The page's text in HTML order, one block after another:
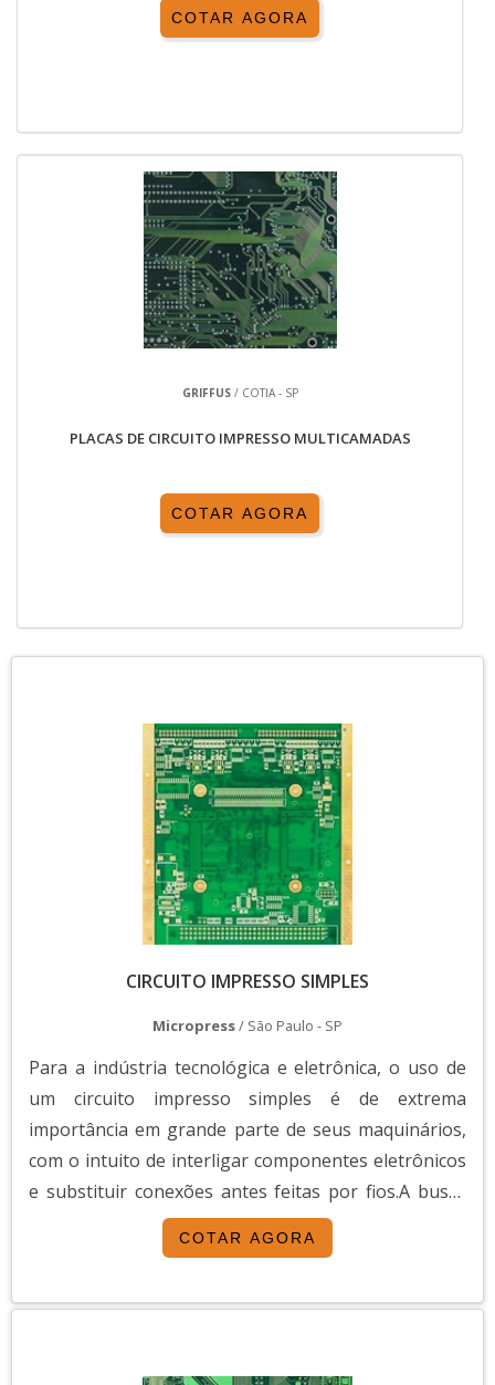
COTAR AGORA
GRIFFUS/ COTIA - SP
PLACAS DE CIRCUITO IMPRESSO MULTICAMADAS
COTAR AGORA
CIRCUITO IMPRESSO SIMPLES
Micropress/ São Paulo - SP
Para a indústria tecnológica e eletrônica, o uso de
um circuito impresso simples é de extrema
importância em grande parte de seus maquinários,
com o intuito de interligar componentes eletrônicos
e substituir conexões antes feitas por fios.A busca
de um circuito impresso idealObtido por meio de
uma configuração plana de condutores dispostos
popularmente conhecido no mercado pela sigla PCI,
COTAR AGORA